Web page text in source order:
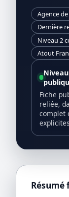
Agence
Dernière
Niveau 2
Atout
Fiche
reliée,
complet
Résumé